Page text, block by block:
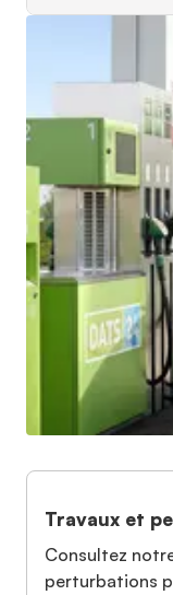
Travaux et
Consultez
perturbations